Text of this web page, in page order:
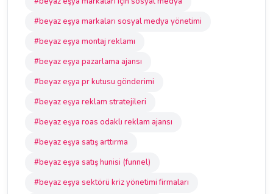
#beyaz eşya markaları sosyal medya yönetimi
#beyaz eşya montaj reklamı
#beyaz eşya pazarlama ajansı
#beyaz eşya pr kutusu gönderimi
#beyaz eşya reklam stratejileri
#beyaz eşya roas odaklı reklam ajansı
#beyaz eşya satış arttırma
#beyaz eşya satış hunisi (funnel)
#beyaz eşya sektörü kriz yönetimi firmaları